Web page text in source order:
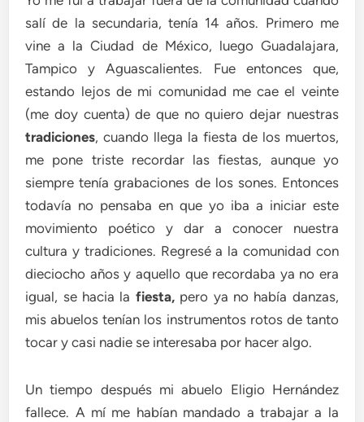
salí de la secundaria, tenía 14 años. Primero me
vine a la Ciudad de México, luego Guadalajara,
Tampico y Aguascalientes. Fue entonces que,
estando lejos de mi comunidad me cae el veinte
(me doy cuenta) de que no quiero dejar nuestras
tradiciones, cuando llega la fiesta de los muertos,
me pone triste recordar las fiestas, aunque yo
siempre tenía grabaciones de los sones. Entonces
todavía no pensaba en que yo iba a iniciar este
movimiento poético y dar a conocer nuestra
cultura y tradiciones. Regresé a la comunidad con
dieciocho años y aquello que recordaba ya no era
igual, se hacia la fiesta,pero ya no había danzas,
mis abuelos tenían los instrumentos rotos de tanto
tocar y casi nadie se interesaba por hacer algo.
Un tiempo después mi abuelo Eligio Hernández
fallece. A mí me habían mandado a trabajar a la